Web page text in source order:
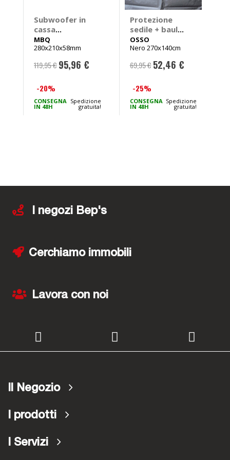
Subwoofer in
cassa
amplificato
AS-MM-2002 -
MBQ
280x210x58mm
119,95 € Prezzo
95,96 €
-20%
CONSEGNA
IN 48H
Spedizione
gratuita!
Protezione
sedile + baule
+ paraurti
Prestige:
antiscivolo -
OSSO
OSSO
Nero 270x140cm
69,95 € Prezzo
52,46 €
-25%
CONSEGNA
IN 48H
Spedizione
gratuita!
I negozi Bep's
Cerchiamo immobili
Lavora con noi
Il Negozio
I prodotti
I Servizi